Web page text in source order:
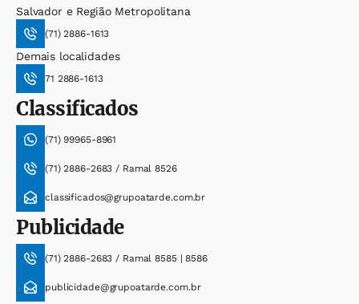
Salvador e Região Metropolitana
(71) 2886-1613
Demais localidades
71 2886-1613
Classificados
(71) 99965-8961
(71) 2886-2683 / Ramal 8526
classificados@grupoatarde.com.br
Publicidade
(71) 2886-2683 / Ramal 8585 | 8586
publicidade@grupoatarde.com.br